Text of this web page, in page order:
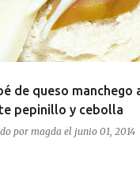
de queso manchego
pepinillo y cebolla
pormagda el junio 01, 2014